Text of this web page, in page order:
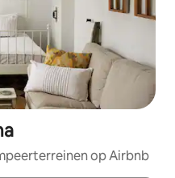
op Airbnb